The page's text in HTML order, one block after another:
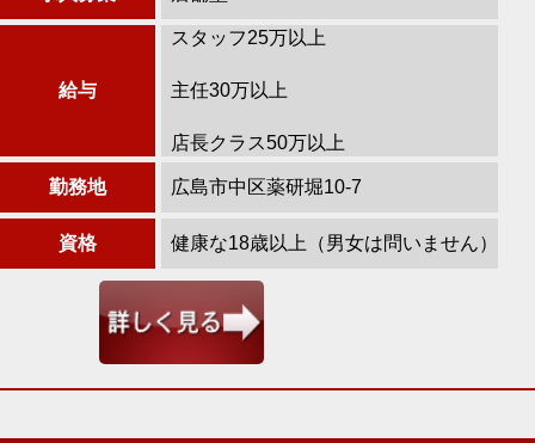
給与
スタッフ25万以上
主任30万以上
店長クラス50万以上
勤務地 広島市中区薬研堀10-7
資格 健康な18歳以上（男女は問いません）